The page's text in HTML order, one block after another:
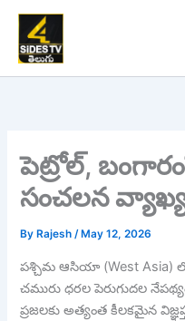
Skip
content
పెట్రోల్,
సంచలన
By Rajesh/ May 12, 2026
పశ్చిమ ఆసియా (West Asia) లో
చమురు ధరల పెరుగుదల
ప్రజలకు అత్యంత కీలకమైన